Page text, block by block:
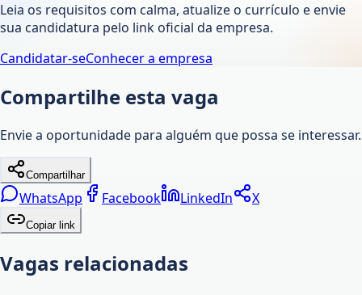
Leia os requisitos com calma, atualize o currículo e envie
sua candidatura pelo link oficial da empresa.
Candidatar-seConhecer a empresa
Compartilhe esta vaga
Envie a oportunidade para alguém que possa se interessar.
Compartilhar
WhatsApp Facebook LinkedIn X
Copiar link
Vagas relacionadas